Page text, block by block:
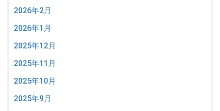
2026年2月
2026年1月
2025年12月
2025年11月
2025年10月
2025年9月